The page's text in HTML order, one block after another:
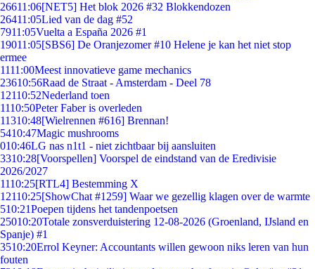
26611:06[NET5] Het blok 2026 #32 Blokkendozen
26411:05Lied van de dag #52
7911:05Vuelta a España 2026 #1
19011:05[SBS6] De Oranjezomer #10 Helene je kan het niet stop
ermee
1111:00Meest innovatieve game mechanics
23610:56Raad de Straat - Amsterdam - Deel 78
12110:52Nederland toen
1110:50Peter Faber is overleden
11310:48[Wielrennen #616] Brennan!
5410:47Magic mushrooms
010:46LG nas n1t1 - niet zichtbaar bij aansluiten
3310:28[Voorspellen] Voorspel de eindstand van de Eredivisie
2026/2027
1110:25[RTL4] Bestemming X
12110:25[ShowChat #1259] Waar we gezellig klagen over de warmte
510:21Poepen tijdens het tandenpoetsen
25010:20Totale zonsverduistering 12-08-2026 (Groenland, IJsland en
Spanje) #1
3510:20Errol Keyner: Accountants willen gewoon niks leren van hun
fouten